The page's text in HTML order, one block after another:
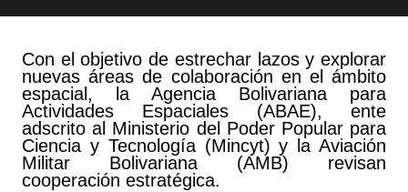
Con el objetivo de estrechar lazos y explorar
nuevas áreas de colaboración en el ámbito
espacial, la Agencia Bolivariana para
Actividades Espaciales (ABAE), ente
adscrito al Ministerio del Poder Popular para
Ciencia y Tecnología (Mincyt) y la Aviación
Militar Bolivariana (AMB) revisan
cooperación estratégica.